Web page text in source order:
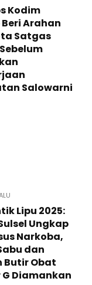
Kodim
Arahan
Satgas
Salowarni
Lipu 2025:
Ungkap
Narkoba,
dan
Butir Obat
Diamankan